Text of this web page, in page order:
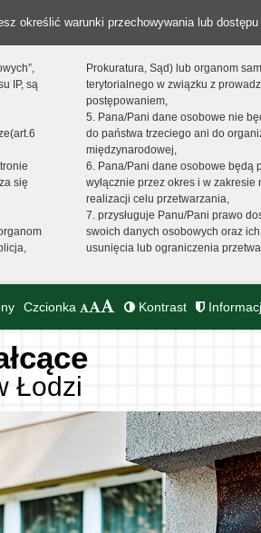
określić warunki przechowywania lub
IP, są
się
Prokuratura, Sąd) lub organom
terytorialnego w związku z
postępowaniem,
5. Pana/Pani dane osobowe nie
do państwa trzeciego ani do
międzynarodowej,
6. Pana/Pani dane osobowe będą
wyłącznie przez okres i w zakresie
realizacji celu przetwarzania,
7. przysługuje Panu/Pani prawo
swoich danych osobowych oraz
usunięcia lub ograniczenia
Czcionka Kontrast
Łodzi